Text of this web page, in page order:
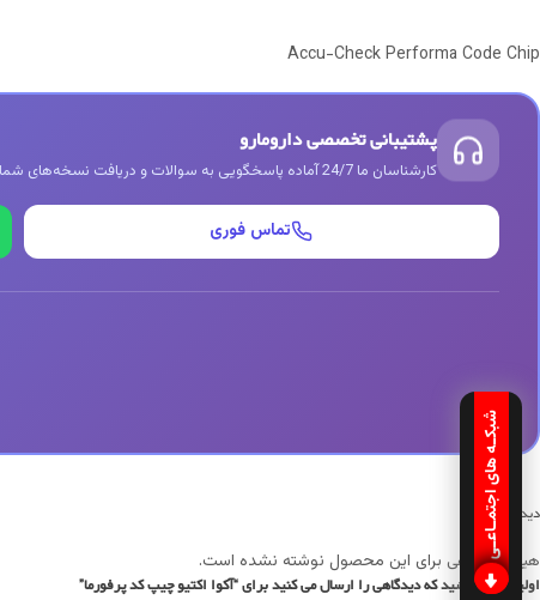
Accu-Check Performa Code Chip
پشتیبانی تخصصی دارومارو
کارشناسان ما 24/7 آماده پاسخگویی به سوالات و دریافت نسخه‌های شما هستند
تماس فوری
دیدگاهها
هیچ دیدگاهی برای این محصول نوشته نشده است.
اولین نفری باشید که دیدگاهی را ارسال می کنید برای “آکوا اکتيو چيپ کد پرفورما”
شبکـه های اجتمـاعـی